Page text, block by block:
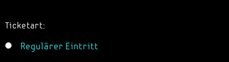
Ticketart:
Regulärer Eintritt